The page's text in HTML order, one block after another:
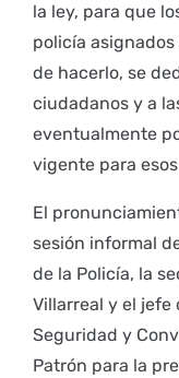
la ley, para que
policía
de hacerlo, se
ciudadanos y a
eventualmente
vigente para
El
sesión informal
de la Policía, la
Villarreal y el jefe
Seguridad y
Patrón para la